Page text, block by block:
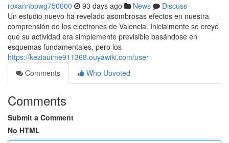
roxannbpwg750600 93 days ago News
Discuss
Un estudio nuevo ha revelado asombrosas efectos en nuestra
comprensión de los electrones de Valencia. Inicialmente se creyó
que su actividad era simplemente previsible basándose en
esquemas fundamentales, pero los
https://keziauime911368.ouyawiki.com/user
Comments
Who Upvoted
Comments
Submit a Comment
No HTML